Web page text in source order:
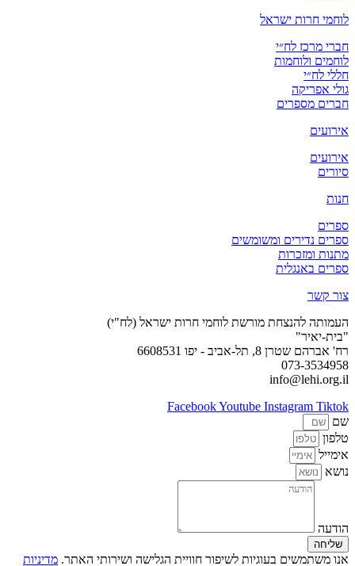
לוחמי חרות ישראל
חברי מרכז לח״י
לוחמים ולוחמות
חללי לח״י
גולי אפריקה
חברים מספרים
אירועים
אירועים
סיורים
חנות
ספרים
ספרים נדירים ומשומשים
מתנות ומזכרות
ספרים באנגלית
צור קשר
העמותה להנצחת מורשת לוחמי חרות ישראל (לח"י)
"בית-יאיר"
רח' אברהם שטרן 8, תל-אביב - יפו 6608531
073-3534958
info@lehi.org.il
FacebookYoutube Instagram Tiktok
שם
טלפון
אימייל
נושא
הודעה
שליחה
אנו משתמשים בעוגיות לשיפור חוויית הגלישה ושירותי האתר. מדיניות